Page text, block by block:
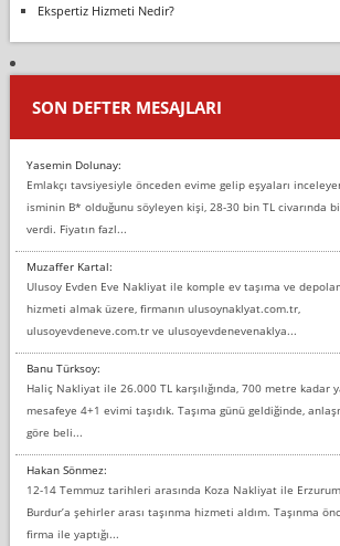
Ekspertiz Hizmeti Nedir?
SON DEFTER MESAJLARI
Yasemin Dolunay:
Emlakçı tavsiyesiyle önceden evime gelip eşyaları
isminin B* olduğunu söyleyen kişi, 28-30 bin TL civarında
verdi. Fiyatın fazl...
Muzaffer Kartal:
Ulusoy Evden Eve Nakliyat ile komple ev taşıma ve
hizmeti almak üzere, firmanın ulusoynaklyat.com.tr,
ulusoyevdeneve.com.tr ve ulusoyevdenevenaklya...
Banu Türksoy:
Haliç Nakliyat ile 26.000 TL karşılığında, 700 metre kadar
mesafeye 4+1 evimi taşıdık. Taşıma günü geldiğinde,
göre beli...
Hakan Sönmez:
12-14 Temmuz tarihleri arasında Koza Nakliyat ile
Burdur’a şehirler arası taşınma hizmeti aldım. Taşınma
firma ile yaptığı...